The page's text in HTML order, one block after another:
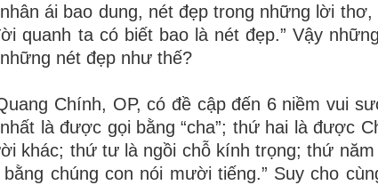
ái bao dung, nét đẹp trong những lời thơ,
quanh ta có biết bao là nét đẹp.” Vậy
nét đẹp như thế?
Chính, OP, có đề cập đến 6 niềm vui
là được gọi bằng “cha”; thứ hai là được
khác; thứ tư là ngồi chỗ kính trọng; thứ năm
chúng con nói mười tiếng.” Suy cho